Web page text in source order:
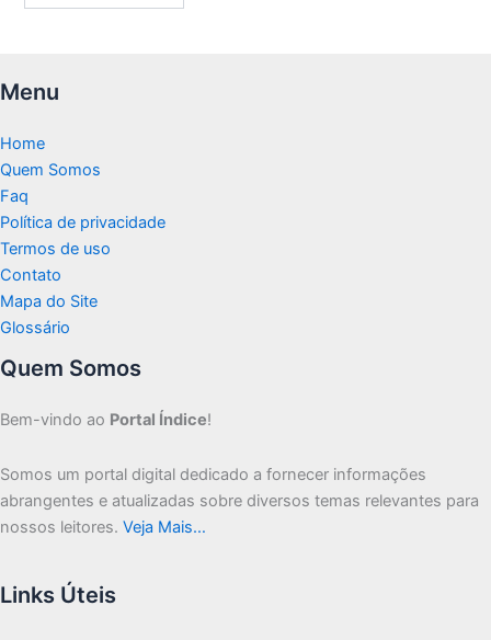
Menu
Home
Quem Somos
Faq
Política de privacidade
Termos de uso
Contato
Mapa do Site
Glossário
Quem Somos
Bem-vindo ao Portal Índice!
Somos um portal digital dedicado a fornecer informações
abrangentes e atualizadas sobre diversos temas relevantes para
nossos leitores. Veja Mais…
Links Úteis